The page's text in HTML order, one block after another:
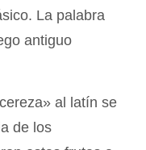
La palabra
antiguo
al latín se
de los